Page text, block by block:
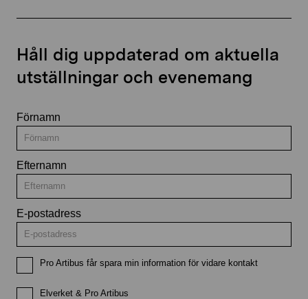
Håll dig uppdaterad om aktuella
utställningar och evenemang
Förnamn
Efternamn
E-postadress
Pro Artibus får spara min information för vidare kontakt
Elverket & Pro Artibus